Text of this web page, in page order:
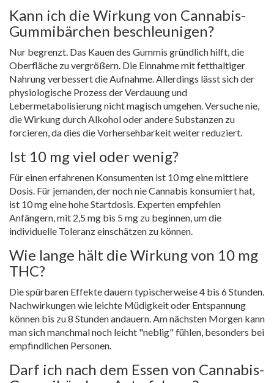
Kann ich die Wirkung von Cannabis-
Gummibärchen beschleunigen?
Nur begrenzt. Das Kauen des Gummis gründlich hilft, die
Oberfläche zu vergrößern. Die Einnahme mit fetthaltiger
Nahrung verbessert die Aufnahme. Allerdings lässt sich der
physiologische Prozess der Verdauung und
Lebermetabolisierung nicht magisch umgehen. Versuche nie,
die Wirkung durch Alkohol oder andere Substanzen zu
forcieren, da dies die Vorhersehbarkeit weiter reduziert.
Ist 10 mg viel oder wenig?
Für einen erfahrenen Konsumenten ist 10 mg eine mittlere
Dosis. Für jemanden, der noch nie Cannabis konsumiert hat,
ist 10 mg eine hohe Startdosis. Experten empfehlen
Anfängern, mit 2,5 mg bis 5 mg zu beginnen, um die
individuelle Toleranz einschätzen zu können.
Wie lange hält die Wirkung von 10 mg
THC?
Die spürbaren Effekte dauern typischerweise 4 bis 6 Stunden.
Nachwirkungen wie leichte Müdigkeit oder Entspannung
können bis zu 8 Stunden andauern. Am nächsten Morgen kann
man sich manchmal noch leicht "neblig" fühlen, besonders bei
empfindlichen Personen.
Darf ich nach dem Essen von Cannabis-